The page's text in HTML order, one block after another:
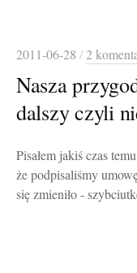
2011-06-28 /2
Nasza
dalszy czyli
Pisałem jakiś czas
że podpisaliśmy
się zmieniło -